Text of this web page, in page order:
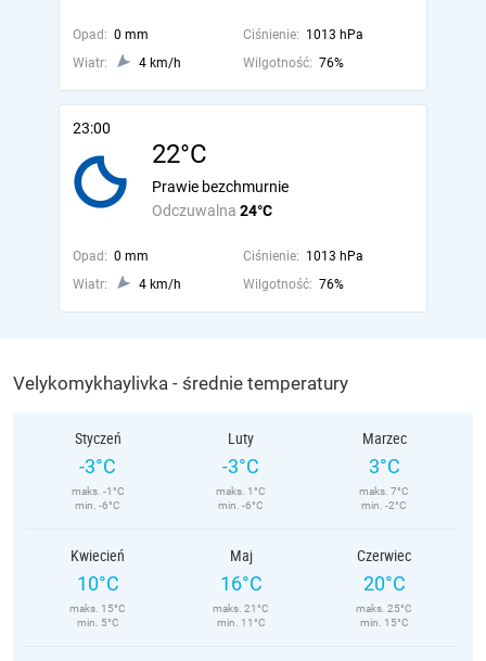
Opad: 0 mm Ciśnienie: 1013 hPa
Wiatr:
4 km/h Wilgotność: 76%
23:00
22°C
Odczuwalna 24°C
Prawie bezchmurnie
Opad: 0 mm Ciśnienie: 1013 hPa
Wiatr:
4 km/h Wilgotność: 76%
Velykomykhaylivka - średnie temperatury
Styczeń
-3°C
maks. -1°C
min. -6°C
Luty
-3°C
maks. 1°C
min. -6°C
Marzec
3°C
maks. 7°C
min. -2°C
Kwiecień
10°C
maks. 15°C
min. 5°C
Maj
16°C
maks. 21°C
min. 11°C
Czerwiec
20°C
maks. 25°C
min. 15°C